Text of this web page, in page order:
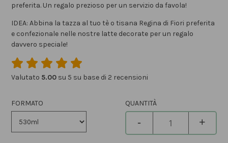
preferita. Un regalo prezioso per un servizio da favola!
IDEA: Abbina la tazza al tuo tè o tisana Regina di Fiori preferita
e confezionale nelle nostre latte decorate per un regalo
davvero speciale!
Valutato 5.00 su 5 su base di 2 recensioni
FORMATO QUANTITÀ
- +